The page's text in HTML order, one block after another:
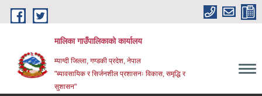
Skip to main content
मालिका गाउँपालिकाको कार्यालय
म्याग्दी जिल्ला, गण्डकी प्रदेश, नेपाल
"ब्यावसायिक र सिर्जनशील प्रशासनः विकास, समृद्धि र
सुशासन"